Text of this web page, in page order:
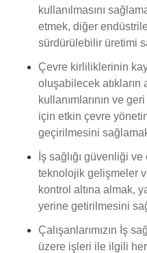
kullanılmasını
etmek, diğer
sürdürülebilir üretimi
Çevre kirliliklerinin
oluşabilecek atıkların
kullanımlarının ve
için etkin çevre
geçirilmesini
İş sağlığı güvenliği
teknolojik gelişmeler
kontrol altına almak,
yerine getirilmesini
Çalışanlarımızın İş
üzere işleri ile ilgili